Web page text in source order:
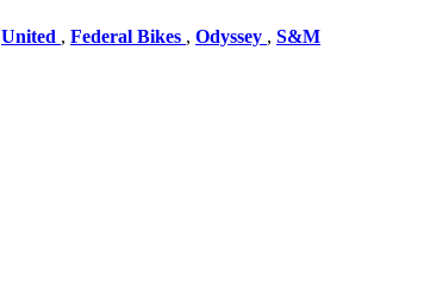
United , Federal Bikes , Odyssey , S&M